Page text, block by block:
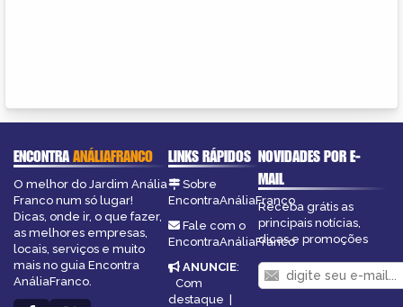
ENCONTRAANÁLIAFRANCO
O melhor do Jardim Anália
Franco num só lugar!
Dicas, onde ir, o que fazer,
as melhores empresas,
locais, serviços e muito
mais no guia Encontra
AnáliaFranco.
LINKS RÁPIDOS
Sobre
EncontraAnáliaFranco
Fale com o
EncontraAnáliaFranco
ANUNCIE:
Com
destaque |
NOVIDADES POR E-
MAIL
Receba grátis as
principais notícias,
dicas e promoções